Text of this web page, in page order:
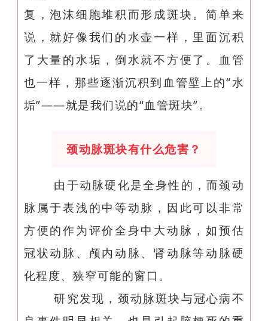
复，泡沫细胞堆积而形成斑块。简单来
说，就好像我们的水壶一样，里面沉积
了大量的水垢，倒水就不方便了。血管
也一样，那些逐渐沉积到血管壁上的“水
垢”——就是我们说的“血管斑块”。
颈动脉斑块有什么危害？
由于动脉硬化是全身性的，而颈动
脉属于表浅的中等动脉，因此可以非常
方便的作为评价全身中大动脉，如预估
冠状动脉、颅内动脉、肾动脉等动脉硬
化程度、狭窄可能的窗口。
研究发现，颈动脉斑块与冠心病不